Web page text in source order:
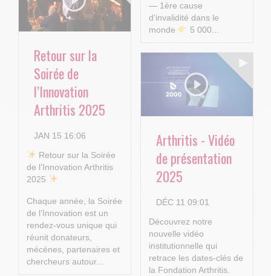
— 1ère cause
d’invalidité dans le
monde
5 000...
Retour sur la
Soirée de
l’Innovation
Arthritis 2025
JAN 15 16:06
​ Retour sur la Soirée
de l’Innovation Arthritis
2025
Chaque année, la Soirée
de l’Innovation est un
rendez-vous unique qui
réunit donateurs,
mécènes, partenaires et
chercheurs autour...
Arthritis - Vidéo
de présentation
2025
DÉC 11 09:01
Découvrez notre
nouvelle vidéo
institutionnelle qui
retrace les dates-clés de
la Fondation Arthritis.